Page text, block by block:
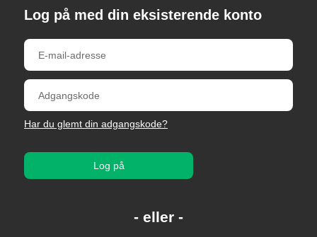
Log på med din eksisterende konto
Har du glemt din adgangskode?
Log på